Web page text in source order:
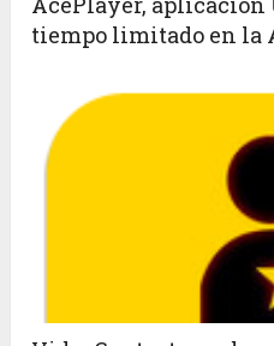
tiempo limitado en la